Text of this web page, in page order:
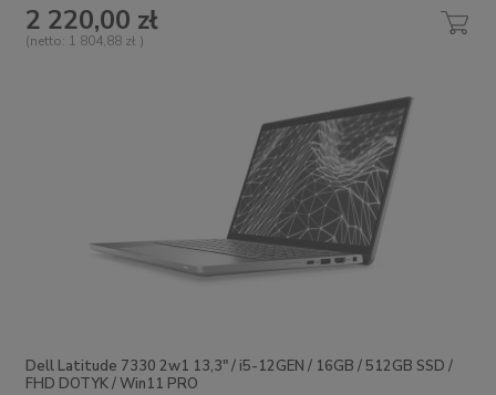
2 220,00 zł
(netto: 1 804,88 zł )
Dell Latitude 7330 2w1 13,3" / i5-12GEN / 16GB / 512GB SSD /
FHD DOTYK / Win11 PRO